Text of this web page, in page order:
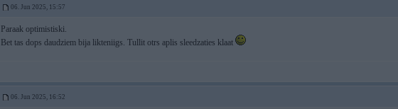
06. Jun 2025, 15:57
Paraak optimistiski.
Bet tas dops daudziem bija likteniigs. Tullit otrs aplis sleedzaties klaat
06. Jun 2025, 16:52